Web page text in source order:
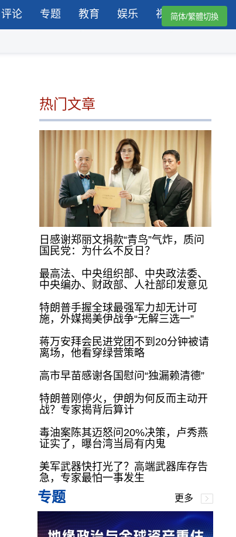
评论 专题 教育 娱乐 视频简体/繁體切換
热门文章
日感谢郑丽文捐款“青鸟”气炸，质问
国民党：为什么不反日？
最高法、中央组织部、中央政法委、
中央编办、财政部、人社部印发意见
特朗普手握全球最强军力却无计可
施，外媒揭美伊战争“无解三选一”
蒋万安拜会民进党团不到20分钟被请
离场，他看穿绿营策略
高市早苗感谢各国慰问“独漏赖清德”
特朗普刚停火，伊朗为何反而主动开
战？专家揭背后算计
毒油案陈其迈怒问20%决策，卢秀燕
证实了，曝台湾当局有内鬼
美军武器快打光了？高端武器库存告
急，专家最怕一事发生
专题 更多